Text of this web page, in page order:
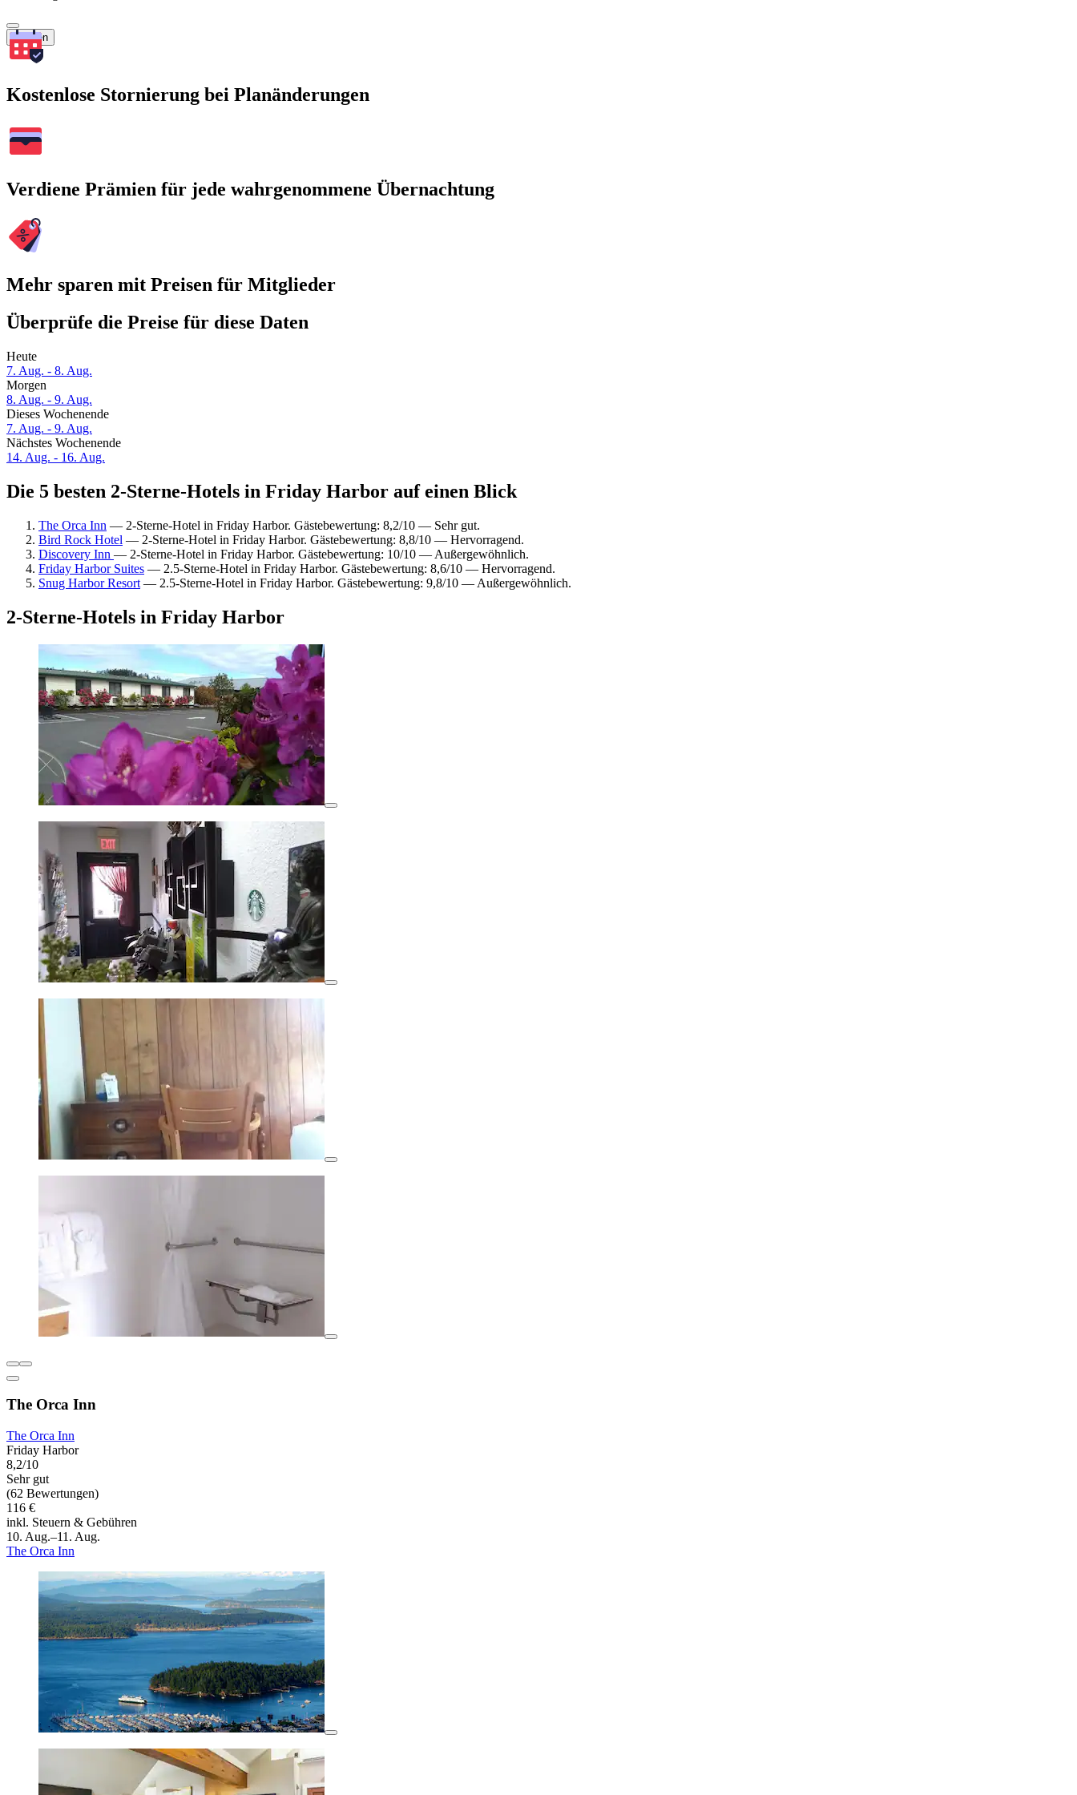
Suchen
Kostenlose Stornierung bei Planänderungen
Verdiene Prämien für jede wahrgenommene Übernachtung
Mehr sparen mit Preisen für Mitglieder
Überprüfe die Preise für diese Daten
Heute
7. Aug. - 8. Aug.
Morgen
8. Aug. - 9. Aug.
Dieses Wochenende
7. Aug. - 9. Aug.
Nächstes Wochenende
14. Aug. - 16. Aug.
Die 5 besten 2-Sterne-Hotels in Friday Harbor auf einen Blick
The Orca Inn — 2-Sterne-Hotel in Friday Harbor. Gästebewertung: 8,2/10 — Sehr gut.
Bird Rock Hotel — 2-Sterne-Hotel in Friday Harbor. Gästebewertung: 8,8/10 — Hervorragend.
Discovery Inn — 2-Sterne-Hotel in Friday Harbor. Gästebewertung: 10/10 — Außergewöhnlich.
Friday Harbor Suites — 2.5-Sterne-Hotel in Friday Harbor. Gästebewertung: 8,6/10 — Hervorragend.
Snug Harbor Resort — 2.5-Sterne-Hotel in Friday Harbor. Gästebewertung: 9,8/10 — Außergewöhnlich.
2-Sterne-Hotels in Friday Harbor
The Orca Inn
The Orca Inn
Friday Harbor
8,2/10
Sehr gut
(62 Bewertungen)
116 €
inkl. Steuern & Gebühren
10. Aug.–11. Aug.
The Orca Inn